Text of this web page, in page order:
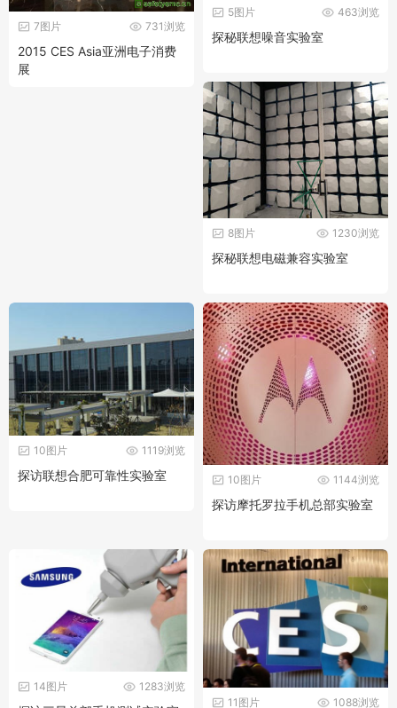
731浏览
7图片
2015 CES Asia亚洲电子消费
展
463浏览
5图片
探秘联想噪音实验室
1230浏览
8图片
探秘联想电磁兼容实验室
1119浏览
10图片
探访联想合肥可靠性实验室 1144浏览
10图片
探访摩托罗拉手机总部实验室
1283浏览
14图片
1088浏览
11图片